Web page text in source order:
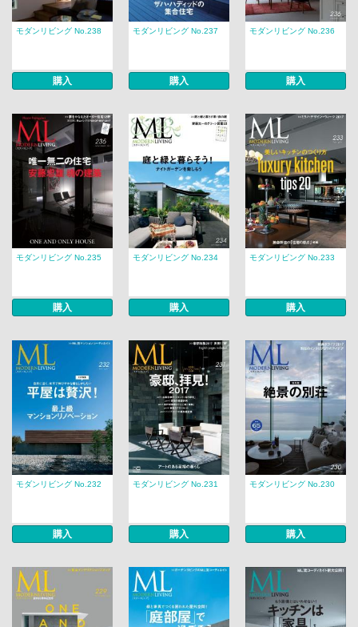
モダンリビング No.238
購入
モダンリビング No.237
購入
モダンリビング No.236
購入
モダンリビング No.235
購入
モダンリビング No.234
購入
モダンリビング No.233
購入
モダンリビング No.232
購入
モダンリビング No.231
購入
モダンリビング No.230
購入